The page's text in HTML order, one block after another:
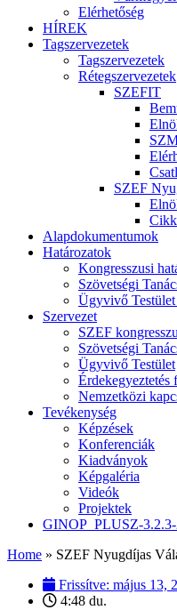
Elérhetőség
HÍREK
Tagszervezetek
Tagszervezetek
Rétegszervezetek
SZEFIT
SZEF
Alapdokumentumok
Határozatok
Kongresszusi
Szövetségi
Ügyvivő Testület
Szervezet
SZEF
Szövetségi
Ügyvivő Testület
Érdekegyeztetés
Nemzetközi
Tevékenység
Képzések
Konferenciák
Kiadványok
Képgaléria
Videók
Projektek
GINOP_PLUSZ-
Home » SZEF Nyugdíjas
Frissítve: május 13,
4:48 du.